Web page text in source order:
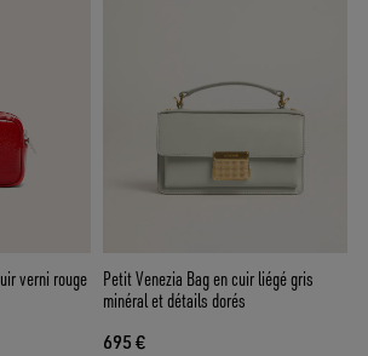
verni rouge
Petit Venezia Bag en cuir liégé gris
minéral et détails dorés
695 €